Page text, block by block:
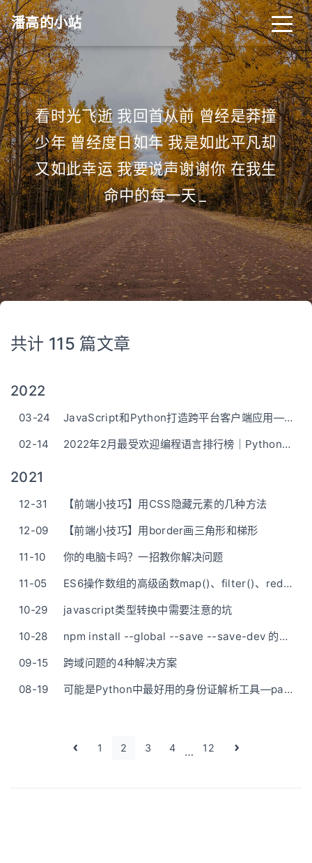
潘高的小站
看时光飞逝 我回首从前 曾经是莽撞
少年 曾经度日如年 我是如此平凡却
又如此幸运 我要说声谢谢你 在我生
命中的每一天_
共计 115 篇文章
2022
03-24
JavaScript和Python打造跨平台客户端应用——vue-pywebview-pyinstaller
02-14
2022年2月最受欢迎编程语言排行榜｜Python遥遥领先
2021
12-31
【前端小技巧】用CSS隐藏元素的几种方法
12-09
【前端小技巧】用border画三角形和梯形
11-10
你的电脑卡吗？一招教你解决问题
11-05
ES6操作数组的高级函数map()、filter()、reduce()
10-29
javascript类型转换中需要注意的坑
10-28
npm install --global --save --save-dev 的区别
09-15
跨域问题的4种解决方案
08-19
可能是Python中最好用的身份证解析工具—parseIdCard
1 2 3 4 … 12